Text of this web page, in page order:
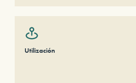
Utilización